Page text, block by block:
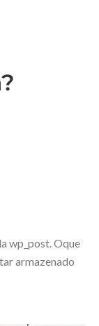
wp_post. Oque
armazenado